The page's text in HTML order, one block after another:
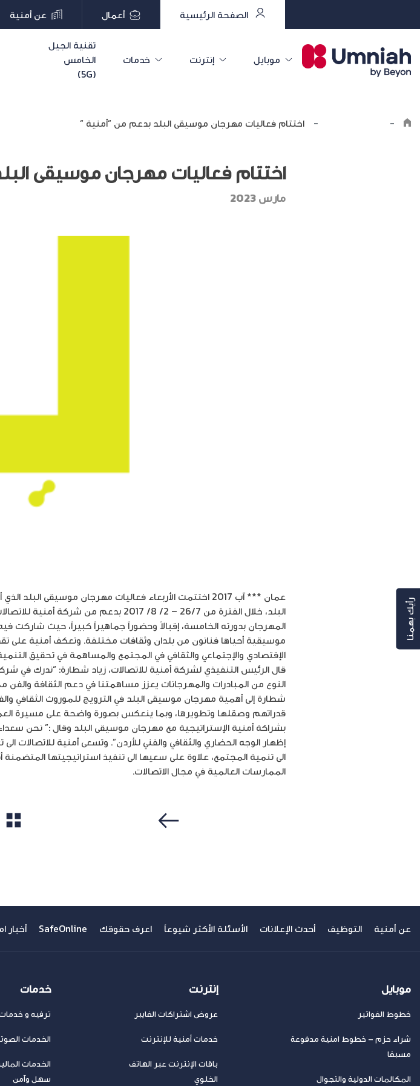
الصفحة الرئيسية أعمال عن أمنية
موبايل إنترنت خدمات
تقنية الجيل
الخامس
(5G)
-
- اختتام فعاليات مهرجان موسيقى البلد بدعم من “أمنية “
اختتام فعاليات مهرجان موسيقى
مارس 2023
عمان *** آب 2017 اختتمت الأربعاء فعاليات مهرجان
البلد، خلال الفترة من 26/7 – 2/ 8/ 2017
المهرجان بدورته الخامسة، إقبالاً وحضوراً جماهيراً كبيراً، حيث
موسيقية أحياها فنانون من بلدان وثقافات مختلفة. وتعكف أمنية على
الإقتصادي والإجتماعي والثقافي في المجتمع والمساهمة في تحقيق
قال الرئيس التنفيذي لشركة أمنية للاتصالات، زياد شطارة: “ندرك في
النوع من المبادرات والمهرجانات يعزز مساهمتنا في دعم الثقافة
شطارة إلى أهمية مهرجان موسيقى البلد في الترويج للموروث الثقافي
قدراتهم وصقلها وتطويرها، وبما ينعكس بصورة واضحة على مسيرة
بشراكة أمنية الإستراتيجية مع مهرجان موسيقى البلد وقال :” نحن
إظهار الوجه الحضاري والثقافي والفني للأردن”. وتسعى أمنية للاتصالات
الى تنمية المجتمع، علاوة على سعيها الى تنفيذ استراتيجيتها
الممارسات العالمية في مجال الاتصالات.
عن أمنية التوظيف أحدث الإعلانات الأسئلة الأكثر شيوعاً اعرف حقوقك SafeOnline أخبار
موبايل
خطوط الفواتير
شراء حزم – خطوط امنية مدفوعة
مسبقا
المكالمات الدولية والتجوال
إنترنت
عروض اشتراكات الفايبر
خدمات أمنية للإنترنت
باقات الإنترنت عبر الهاتف
الخلوي
خدمات
ترفيه و
الخدمات
الخدمات
سهل وآمن
رأيك بهمنا